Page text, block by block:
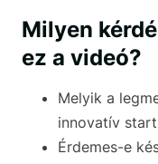
Milyen
ez a videó?
Melyik a
innovatív
Érdemes-e